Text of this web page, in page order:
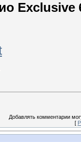
Exclusive
Добавлять комментарии
[